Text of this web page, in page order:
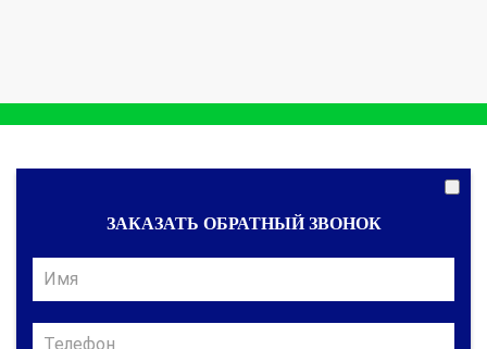
ЗАКАЗАТЬ ОБРАТНЫЙ ЗВОНОК